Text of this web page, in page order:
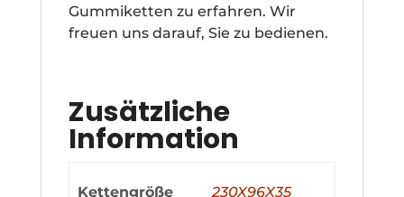
Gummiketten zu erfahren. Wir
freuen uns darauf, Sie zu bedienen.
Zusätzliche
Information
Kettengröße 230X96X35